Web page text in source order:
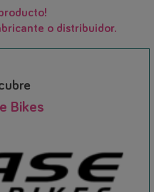
o distribuidor.
Bikes